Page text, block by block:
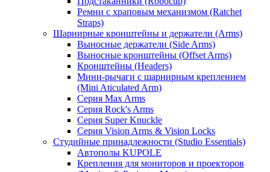
Ремни с храповым механизмом (Ratchet
Straps)
Шарнирные кронштейны и держатели (Arms)
Выносные держатели (Side Arms)
Выносные кронштейны (Offset Arms)
Кронштейны (Headers)
Мини-рычаги с шарнирным креплением
(Mini Aticulated Arm)
Серия Max Arms
Серия Rock's Arms
Серия Super Knuckle
Серия Vision Arms & Vision Locks
Студийные принадлежности (Studio Essentials)
Автополы KUPOLE
Крепления для мониторов и проекторов